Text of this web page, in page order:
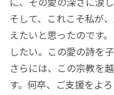
そして、これこそ私が
えたいと思ったのです
したい。この愛の詩を
さらには、この宗教を
す。何卒、ご支援をよ